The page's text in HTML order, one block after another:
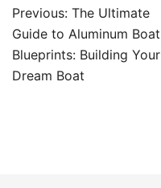
Post
navigation
Previous: The Ultimate
Guide to Aluminum Boat
Blueprints: Building Your
Dream Boat